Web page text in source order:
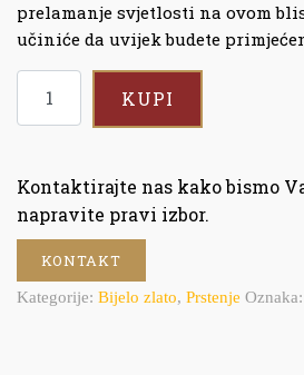
prelamanje svjetlosti na ovom
učiniće da uvijek budete
KUPI
Kontaktirajte nas kako bismo
napravite pravi izbor.
KONTAKT
Kategorije: Bijelo zlato, Prstenje Oznaka: